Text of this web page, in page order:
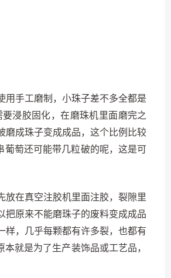
用手工磨制，小珠子差不多全都是
浸胶固化，在磨珠机里面磨完之
磨成珠子变成成品，这个比例比较
萄还可能带几粒破的呢，这是可
放在真空注胶机里面注胶，裂隙里
把原来不能磨珠子的废料变成成品
样，几乎每颗都有许多裂，也都有
就是为了生产装饰品或工艺品，